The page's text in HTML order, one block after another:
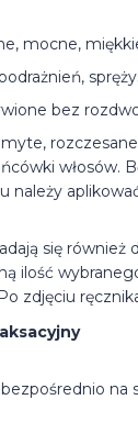
mocne,
bez
włosów.
należy
się również
ilość
zdjęciu
bezpośrednio na